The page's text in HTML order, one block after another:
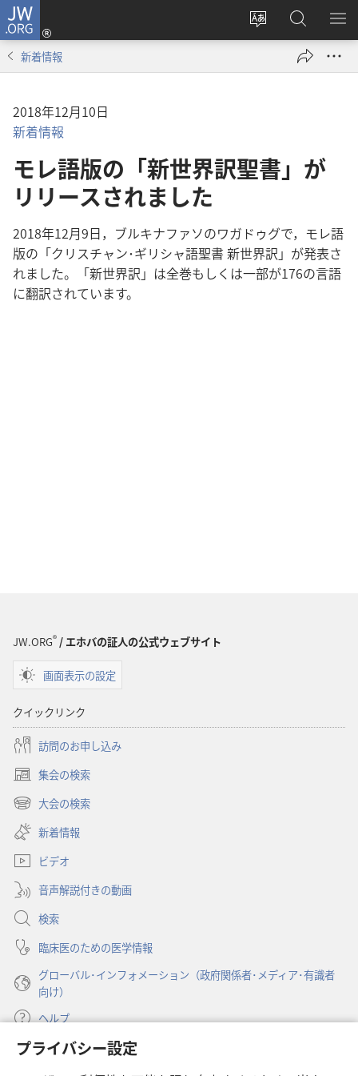
プライバシー設定
JW.ORG
サ
ト
変
ロ
グ
ン
ブ
く）
JW.ORG
の
検
メ
を
新着情報
2018年12月10日
新着情報
モレ語版の「新世界訳聖書」が
リリースされました
2018年12月9日，ブルキナファソのワガドゥグで，モレ語
版の「クリスチャン･ギリシャ語聖書 新世界訳」が発表さ
れました。「新世界訳」は全巻もしくは一部が176の言語
に翻訳されています。
JW.ORG®/ エホバの証人の公式ウェブサイト
画面表示の設定
クイックリンク
訪問のお申し込み
集会の検索
（新
し
タ
で
開
く）
大会の検索
（新
し
い
タ
ブ
で
開
く）
新着情報
ビデオ
音声解説付きの動画
検索
臨床医のための医学情報
グローバル･インフォメーション（政府関係者･メディア･有識者
向け）
ヘルプ
寄付